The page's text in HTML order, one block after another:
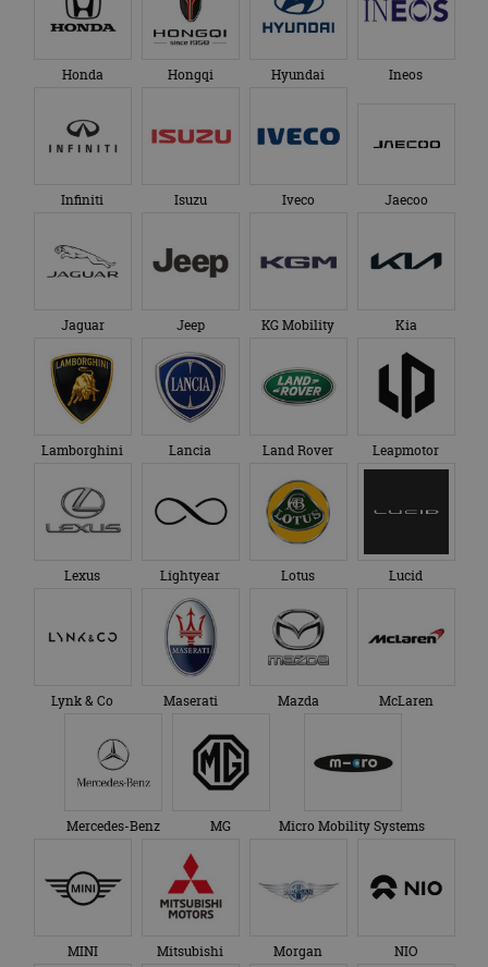
Honda Hongqi Hyundai Ineos
Infiniti Isuzu Iveco Jaecoo
Jaguar Jeep KG Mobility Kia
Lamborghini Lancia Land Rover Leapmotor
Lexus Lightyear Lotus Lucid
Lynk & Co Maserati Mazda McLaren
Mercedes-Benz MG Micro Mobility Systems
MINI Mitsubishi Morgan NIO